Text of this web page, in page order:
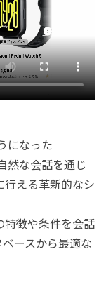
になった
然な会話を通じ
える革新的なシ
特徴や条件を会話
ースから最適な